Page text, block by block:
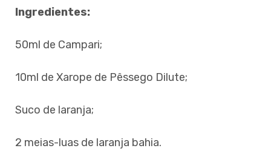
Ingredientes:
50ml de Campari;
10ml de Xarope de Pêssego Dilute;
Suco de laranja;
2 meias-luas de laranja bahia.